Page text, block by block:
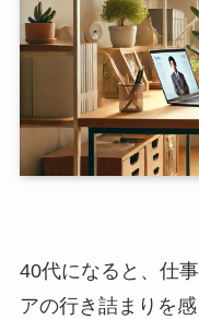
40代になると、仕
アの行き詰まりを